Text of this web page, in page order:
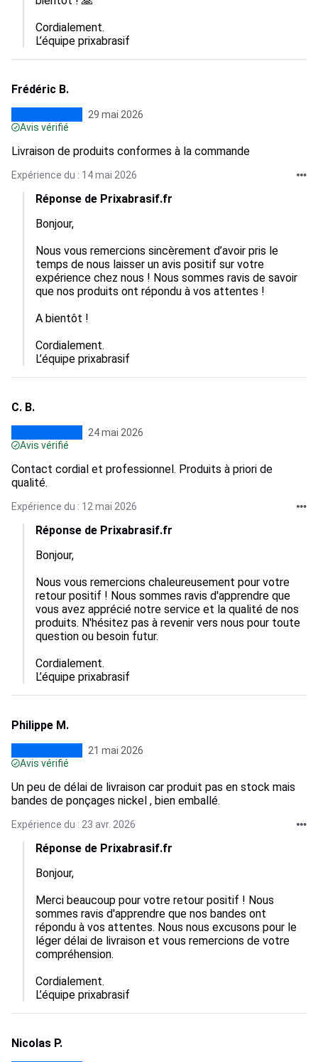
Cordialement.
L’équipe prixabrasif
Frédéric B.
29 mai 2026
Avis vérifié
Livraison de produits conformes à la commande
Expérience du : 14 mai 2026
Réponse de Prixabrasif.fr
Bonjour,
Nous vous remercions sincèrement d’avoir pris le
temps de nous laisser un avis positif sur votre
expérience chez nous ! Nous sommes ravis de savoir
que nos produits ont répondu à vos attentes !
A bientôt !
Cordialement.
L’équipe prixabrasif
C. B.
24 mai 2026
Avis vérifié
Contact cordial et professionnel. Produits à priori de
qualité.
Expérience du : 12 mai 2026
Réponse de Prixabrasif.fr
Bonjour,
Nous vous remercions chaleureusement pour votre
retour positif ! Nous sommes ravis d'apprendre que
vous avez apprécié notre service et la qualité de nos
produits. N'hésitez pas à revenir vers nous pour toute
question ou besoin futur.
Cordialement.
L’équipe prixabrasif
Philippe M.
21 mai 2026
Avis vérifié
Un peu de délai de livraison car produit pas en stock mais
bandes de ponçages nickel , bien emballé.
Expérience du : 23 avr. 2026
Réponse de Prixabrasif.fr
Bonjour,
Merci beaucoup pour votre retour positif ! Nous
sommes ravis d'apprendre que nos bandes ont
répondu à vos attentes. Nous nous excusons pour le
léger délai de livraison et vous remercions de votre
compréhension.
Cordialement.
L’équipe prixabrasif
Nicolas P.